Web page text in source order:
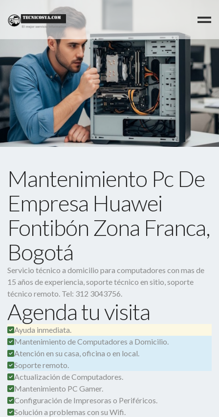
Mantenimiento Pc De
Empresa Huawei
Fontibón Zona Franca,
Bogotá
Servicio técnico a domicilio para computadores con mas de
15 años de experiencia, soporte técnico en sitio, soporte
técnico remoto. Tel: 312 3043756.
Agenda tu visita
Ayuda inmediata.
Mantenimiento de Computadores a Domicilio.
Atención en su casa, oficina o en local.
Soporte remoto.
Actualización de Computadores.
Mantenimiento PC Gamer.
Configuración de Impresoras o Periféricos.
Solución a problemas con su Wifi.